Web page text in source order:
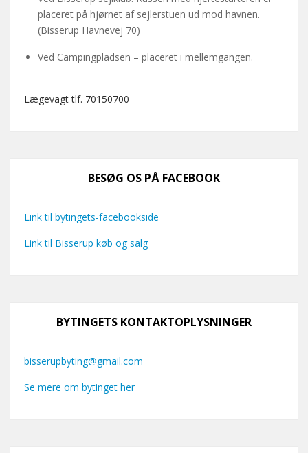
placeret på hjørnet af sejlerstuen ud mod havnen.
(Bisserup Havnevej 70)
Ved Campingpladsen – placeret i mellemgangen.
Lægevagt tlf. 70150700
BESØG OS PÅ FACEBOOK
Link til bytingets-facebookside
Link til Bisserup køb og salg
BYTINGETS KONTAKTOPLYSNINGER
bisserupbyting@gmail.com
Se mere om bytinget her